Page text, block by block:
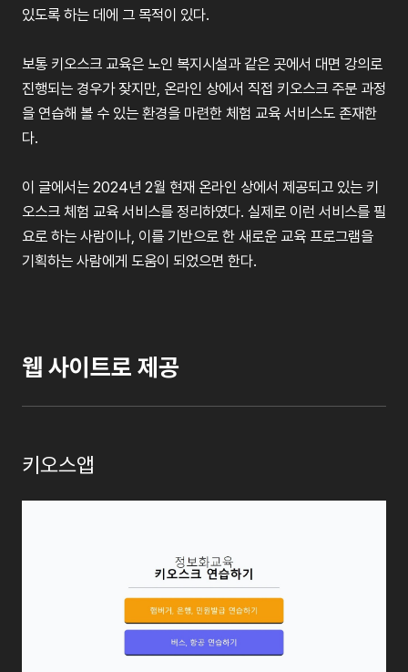
있도록 하는 데에 그 목적이 있다.
보통 키오스크 교육은 노인 복지시설과 같은 곳에서 대면 강의로
진행되는 경우가 잦지만, 온라인 상에서 직접 키오스크 주문 과정
을 연습해 볼 수 있는 환경을 마련한 체험 교육 서비스도 존재한
다.
이 글에서는 2024년 2월 현재 온라인 상에서 제공되고 있는 키
오스크 체험 교육 서비스를 정리하였다. 실제로 이런 서비스를 필
요로 하는 사람이나, 이를 기반으로 한 새로운 교육 프로그램을
기획하는 사람에게 도움이 되었으면 한다.
웹 사이트로 제공
키오스앱